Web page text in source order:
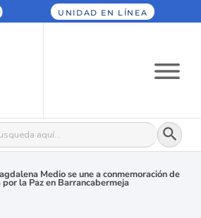
UNIDAD EN LÍNEA
Botón
Medio se une a conmemoración de
por la Paz en Barrancabermeja